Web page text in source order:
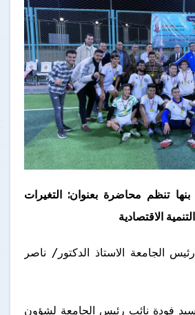
بنها تنظم محاضرة بعنوان: التغيرات
الاقتصادية
الجامعة الاستاذ الدكتور/ ناصر
فودة نائب رئيس الجامعة لشؤون